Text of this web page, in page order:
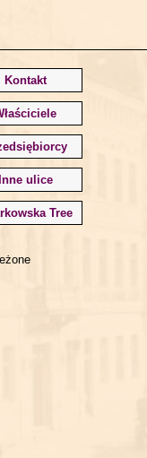
Kontakt
Inne ulice
Tree